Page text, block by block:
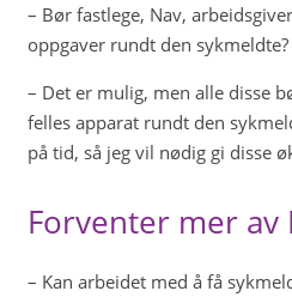
– Bør fastlege, Nav,
oppgaver rundt den sykmeldte?
– Det er mulig, men alle disse
felles apparat rundt den
på tid, så jeg vil nødig gi disse
Forventer mer av
– Kan arbeidet med å få